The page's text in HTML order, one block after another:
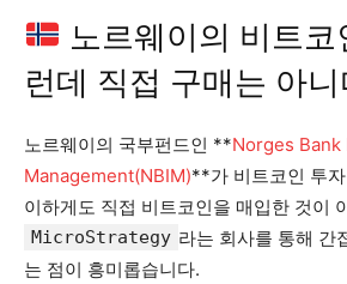
노르웨이의 비트코
런데 직접 구매는 아니
노르웨이의 국부펀드인 **Norges
Management(NBIM)**가 비트코인 투
이하게도 직접 비트코인을 매입한 것이
MicroStrategy 라는 회사를 통해 간
는 점이 흥미롭습니다.